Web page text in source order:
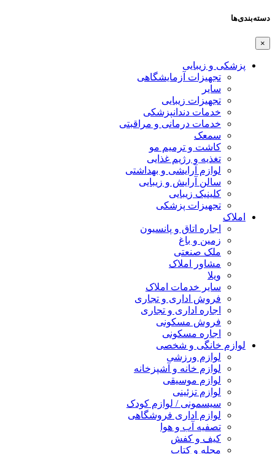
دسته‌بندی‌ها
×
پزشکی و زیبایی
تجهیزات آزمایشگاهی
سایر
تجهیزات زیبایی
خدمات دندانپزشکی
خدمات درمانی و مراقبتی
سمعک
کاشت و ترمیم مو
تغذیه و رژیم غذایی
لوازم آرایشی و بهداشتی
سالن آرایش و زیبایی
کلینیک زیبایی
تجهیزات پزشکی
املاک
اجاره اتاق و پانسیون
زمین و باغ
ملک صنعتی
مشاور املاک
ویلا
سایر خدمات املاک
فروش اداری و تجاری
اجاره اداری و تجاری
فروش مسکونی
اجاره مسکونی
لوازم خانگی و شخصی
لوازم ورزشی
لوازم خانه و آشپزخانه
لوازم موسیقی
لوازم تزئینی
سیسمونی / لوازم کودک
لوازم اداری فروشگاهی
تصفیه آب و هوا
کیف و کفش
مجله و کتاب